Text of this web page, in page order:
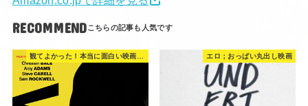
RECOMMEND
エロ；おっぱい丸出し映画